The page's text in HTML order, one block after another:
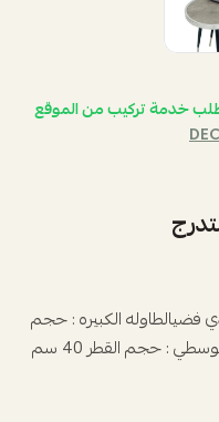
طلب خدمة تركيب من الموقع
الكبيره : حجم
القطر : 40سم_ الارتفاع 50 سمالطاوله الوسطي : حجم القطر 40 سم